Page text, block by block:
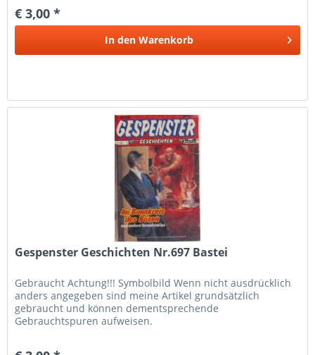
€ 3,00 *
In den Warenkorb
Gespenster Geschichten Nr.697 Bastei
Gebraucht Achtung!!! Symbolbild Wenn nicht ausdrücklich
anders angegeben sind meine Artikel grundsätzlich
gebraucht und können dementsprechende
Gebrauchtspuren aufweisen.